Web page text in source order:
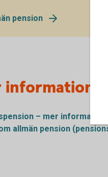
pension
information
– mer information
allmän pension